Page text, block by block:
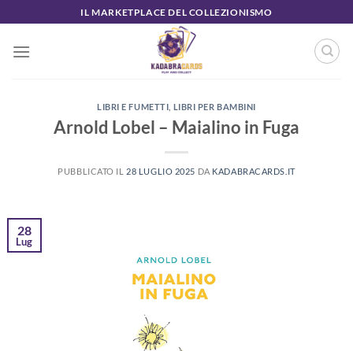
ai
contenuti
IL MARKETPLACE DEL COLLEZIONISMO
LIBRI E FUMETTI LIBRI PER BAMBINI
Arnold Lobel – Maialino in Fuga
PUBBLICATO IL 28 LUGLIO 2025 DA KADABRACARDS.IT
28
Lug